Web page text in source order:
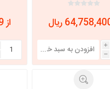
i
h
از 74,519,999 ریال